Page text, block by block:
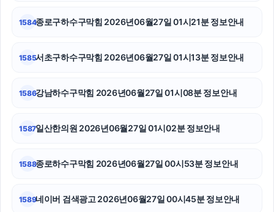
소액결제상품권
1584종로구하수구막힘 2026년06월27일 01시21분 정보안내
1585서초구하수구막힘 2026년06월27일 01시13분 정보안내
1586강남하수구막힘 2026년06월27일 01시08분 정보안내
1587일산한의원 2026년06월27일 01시02분 정보안내
1588종로하수구막힘 2026년06월27일 00시53분 정보안내
1589네이버 검색광고 2026년06월27일 00시45분 정보안내